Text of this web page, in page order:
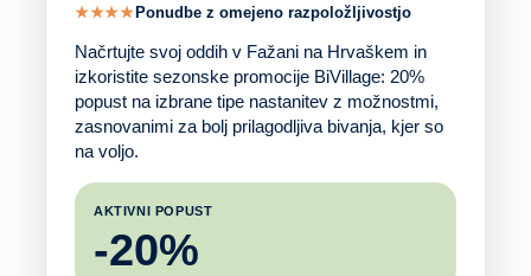
★★★★ Ponudbe z omejeno razpoložljivostjo
Načrtujte svoj oddih v Fažani na Hrvaškem in
izkoristite sezonske promocije BiVillage: 20%
popust na izbrane tipe nastanitev z možnostmi,
zasnovanimi za bolj prilagodljiva bivanja, kjer so
na voljo.
AKTIVNI POPUST
-20%